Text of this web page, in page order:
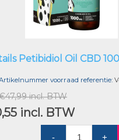
Petibidiol Oil CBD
voorraad referentie:
incl. BTW
incl. BTW
- +